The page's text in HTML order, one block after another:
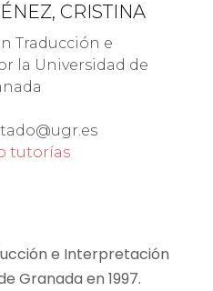
CRISTINA
Traducción e
la Universidad de
tutorías
e Interpretación
Granada en 1997.